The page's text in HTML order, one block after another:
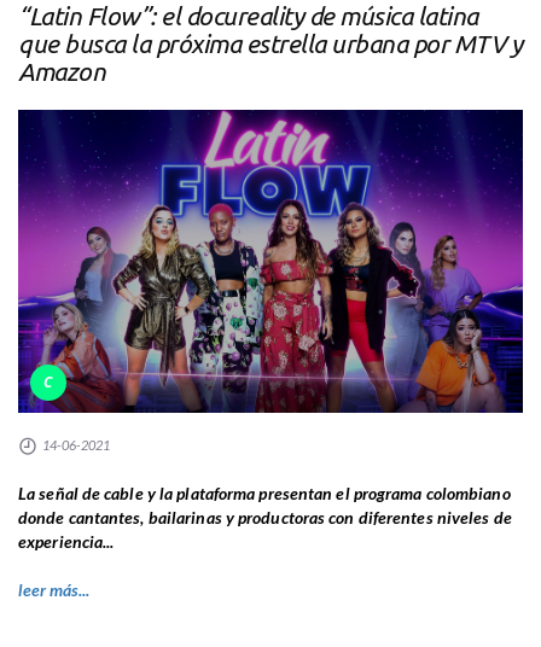
“Latin Flow”: el docureality de música latina
que busca la próxima estrella urbana por MTV y
Amazon
C
14-06-2021
La señal de cable y la plataforma presentan el programa colombiano
donde cantantes, bailarinas y productoras con diferentes niveles de
experiencia...
leer más...